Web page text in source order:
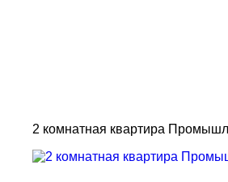
2 комнатная квартира